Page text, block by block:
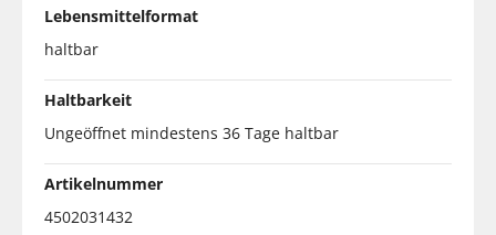
Lebensmittelformat
haltbar
Haltbarkeit
Ungeöffnet mindestens 36 Tage haltbar
Artikelnummer
4502031432